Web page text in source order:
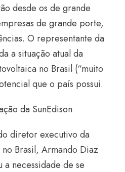
desde os de grande
de grande porte,
O representante da
a situação atual da
no Brasil (“muito
que o país possui.
da SunEdison
diretor executivo da
Brasil, Armando Diaz
a necessidade de se